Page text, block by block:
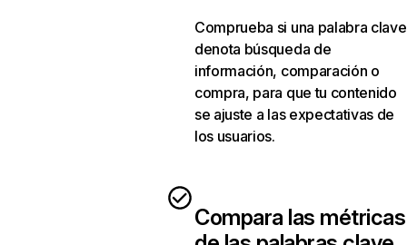
Comprueba si una palabra clave
denota búsqueda de
información, comparación o
compra, para que tu contenido
se ajuste a las expectativas de
los usuarios.
Compara las métricas